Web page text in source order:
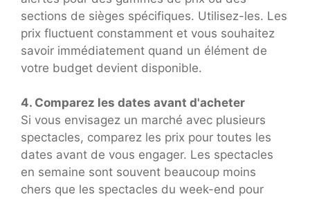
sections de sièges spécifiques. Utilisez-les. Les
prix fluctuent constamment et vous souhaitez
savoir immédiatement quand un élément de
votre budget devient disponible.
4. Comparez les dates avant d'acheter
Si vous envisagez un marché avec plusieurs
spectacles, comparez les prix pour toutes les
dates avant de vous engager. Les spectacles
en semaine sont souvent beaucoup moins
chers que les spectacles du week-end pour